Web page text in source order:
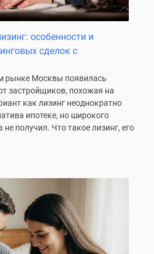
особенности и
сделок с
рынке Москвы появилась
застройщиков, похожая на
как лизинг неоднократно
ипотеке, но широкого
получил. Что такое лизинг, его